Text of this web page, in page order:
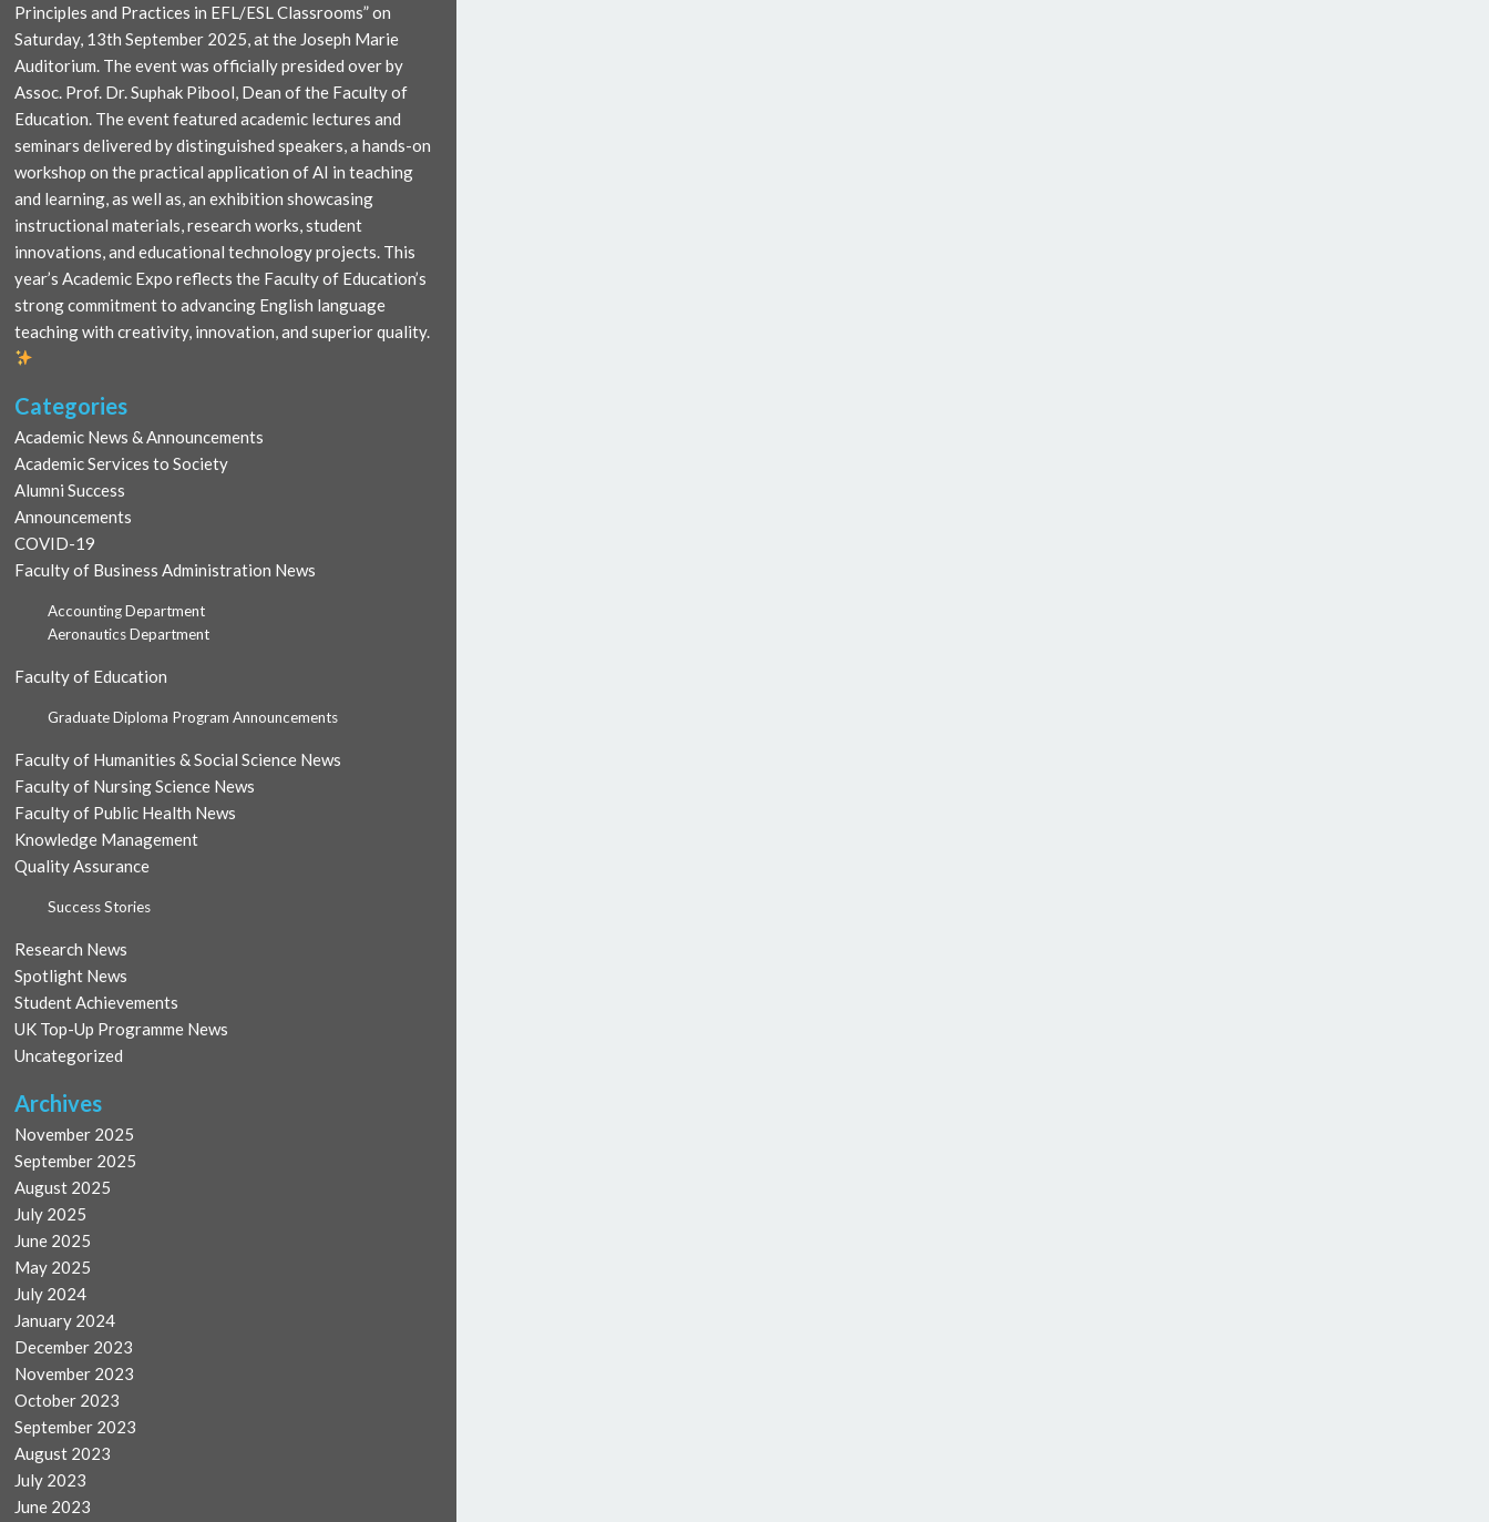
Principles and Practices in EFL/ESL Classrooms” on
Saturday, 13th September 2025, at the Joseph Marie
Auditorium. The event was officially presided over by
Assoc. Prof. Dr. Suphak Pibool, Dean of the Faculty of
Education. The event featured academic lectures and
seminars delivered by distinguished speakers, a hands-on
workshop on the practical application of AI in teaching
and learning, as well as, an exhibition showcasing
instructional materials, research works, student
innovations, and educational technology projects. This
year’s Academic Expo reflects the Faculty of Education’s
strong commitment to advancing English language
teaching with creativity, innovation, and superior quality.
Categories
Academic News & Announcements
Academic Services to Society
Alumni Success
Announcements
COVID-19
Faculty of Business Administration News
Accounting Department
Aeronautics Department
Faculty of Education
Graduate Diploma Program Announcements
Faculty of Humanities & Social Science News
Faculty of Nursing Science News
Faculty of Public Health News
Knowledge Management
Quality Assurance
Success Stories
Research News
Spotlight News
Student Achievements
UK Top-Up Programme News
Uncategorized
Archives
November 2025
September 2025
August 2025
July 2025
June 2025
May 2025
July 2024
January 2024
December 2023
November 2023
October 2023
September 2023
August 2023
July 2023
June 2023